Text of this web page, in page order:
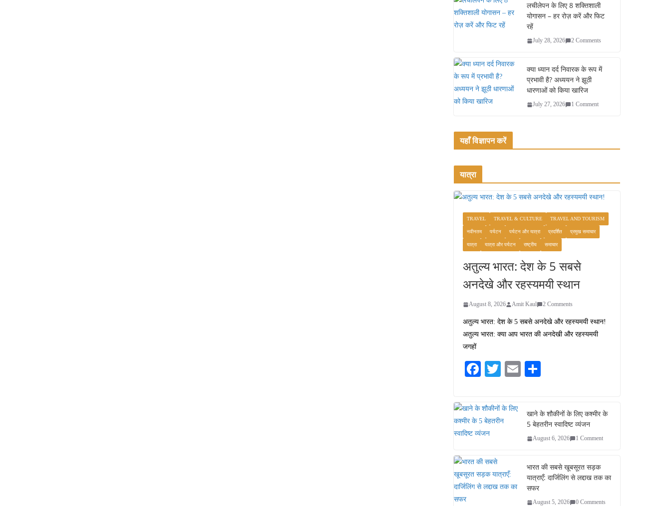
लचीलेपन के लिए 8 शक्तिशाली
योगासन – हर रोज़ करें और फिट
रहें
July 28, 2026 2 Comments
क्या ध्यान दर्द निवारक के रूप में
प्रभावी है? अध्ययन ने झूठी
धारणाओं को किया खारिज
July 27, 2026 1 Comment
यहाँ विज्ञापन करें
यात्रा
TRAVEL TRAVEL & CULTURE TRAVEL AND TOURISM
नवीनतम पर्यटन पर्यटन और यात्रा प्रदर्शित प्रमुख समाचार
यात्रा यात्रा और पर्यटन राष्ट्रीय समाचार
अतुल्य भारत: देश के 5 सबसे
अनदेखे और रहस्यमयी स्थान
August 8, 2026 Amit Kaul 2 Comments
अतुल्य भारत: देश के 5 सबसे अनदेखे और रहस्यमयी स्थान!
अतुल्य भारत: क्या आप भारत की अनदेखी और रहस्यमयी
जगहों
Fa
bo
ok
T
tte
r
E
खाने के शौकीनों के लिए कश्मीर के
5 बेहतरीन स्वादिष्ट व्यंजन
August 6, 2026 1 Comment
भारत की सबसे खूबसूरत सड़क
यात्राएँ: दार्जिलिंग से लद्दाख तक का
सफर
August 5, 2026 0 Comments